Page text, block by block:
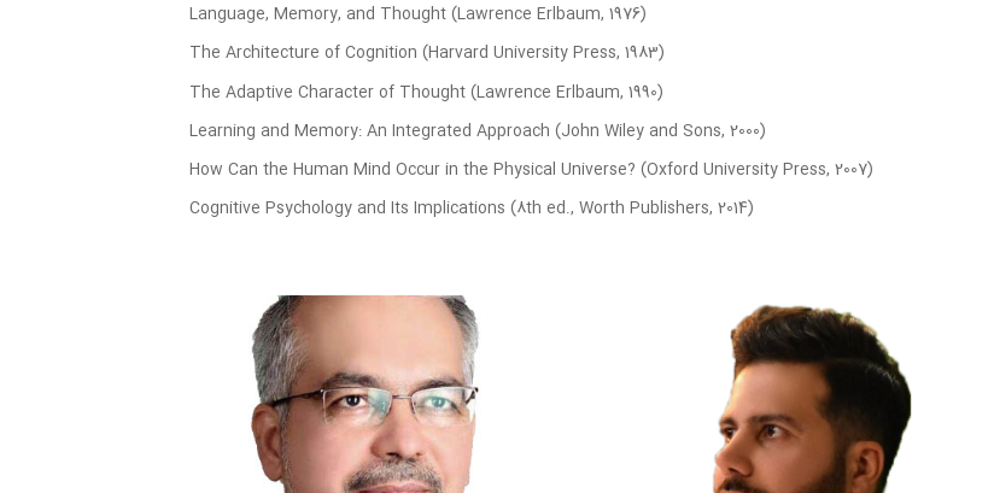
Language, Memory, and Thought(Lawrence Erlbaum, 1976)
The Architecture of Cognition (Harvard University Press, 1983)
The Adaptive Character of Thought(Lawrence Erlbaum, 1990)
Learning and Memory: An Integrated Approach (John Wiley and Sons, 2000)
How Can the Human Mind Occur in the Physical Universe? (Oxford University Press, 2007)
Cognitive Psychology and Its Implications (8th ed., Worth Publishers, 2014)